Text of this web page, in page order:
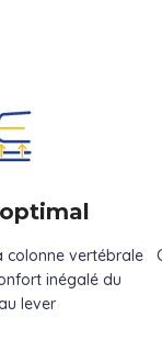
colonne vertébrale
inégalé du
lever